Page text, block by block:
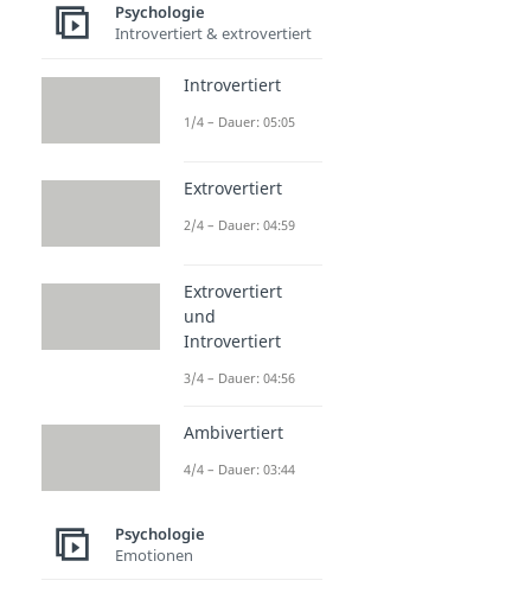
Psychologie
Introvertiert & extrovertiert
Introvertiert
1/4 – Dauer: 05:05
Extrovertiert
2/4 – Dauer: 04:59
Extrovertiert
und
Introvertiert
3/4 – Dauer: 04:56
Ambivertiert
4/4 – Dauer: 03:44
Psychologie
Emotionen